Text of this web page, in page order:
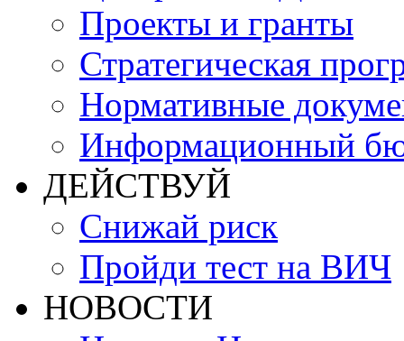
Проекты и гранты
Стратегическая
Нормативные
Информационный
ДЕЙСТВУЙ
Снижай риск
Пройди тест на ВИЧ
НОВОСТИ